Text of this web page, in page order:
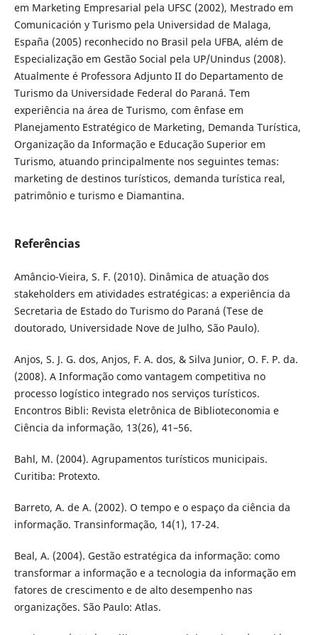
em Marketing Empresarial pela UFSC (2002), Mestrado em
Comunicación y Turismo pela Universidad de Malaga,
España (2005) reconhecido no Brasil pela UFBA, além de
Especialização em Gestão Social pela UP/Unindus (2008).
Atualmente é Professora Adjunto II do Departamento de
Turismo da Universidade Federal do Paraná. Tem
experiência na área de Turismo, com ênfase em
Planejamento Estratégico de Marketing, Demanda Turística,
Organização da Informação e Educação Superior em
Turismo, atuando principalmente nos seguintes temas:
marketing de destinos turísticos, demanda turística real,
patrimônio e turismo e Diamantina.
Referências
Amâncio-Vieira, S. F. (2010). Dinâmica de atuação dos
stakeholders em atividades estratégicas: a experiência da
Secretaria de Estado do Turismo do Paraná (Tese de
doutorado, Universidade Nove de Julho, São Paulo).
Anjos, S. J. G. dos, Anjos, F. A. dos, & Silva Junior, O. F. P. da.
(2008). A Informação como vantagem competitiva no
processo logístico integrado nos serviços turísticos.
Encontros Bibli: Revista eletrônica de Biblioteconomia e
Ciência da informação, 13(26), 41–56.
Bahl, M. (2004). Agrupamentos turísticos municipais.
Curitiba: Protexto.
Barreto, A. de A. (2002). O tempo e o espaço da ciência da
informação. Transinformação, 14(1), 17-24.
Beal, A. (2004). Gestão estratégica da informação: como
transformar a informação e a tecnologia da informação em
fatores de crescimento e de alto desempenho nas
organizações. São Paulo: Atlas.